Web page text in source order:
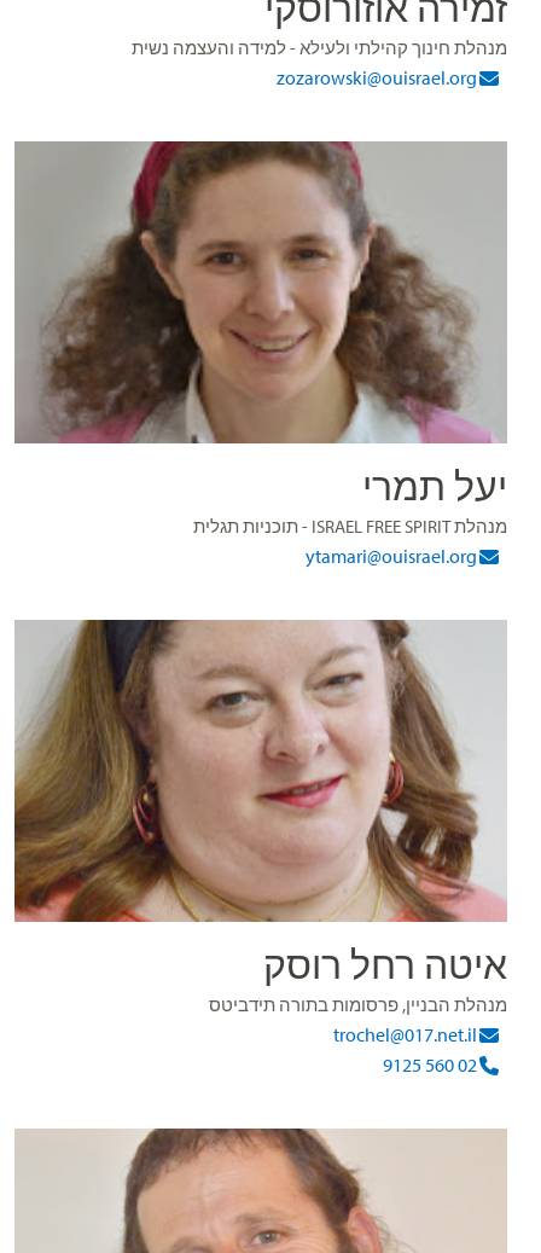
מנהלת חינוך קהילתי ולעילא - למידה והעצמה נשית
zozarowski@ouisrael.org
יעל תמרי
מנהלת ISRAEL FREE SPIRIT - תוכניות תגלית
ytamari@ouisrael.org
איטה רחל רוסק
מנהלת הבניין, פרסומות בתורה תידביטס
trochel@017.net.il
02 560 9125